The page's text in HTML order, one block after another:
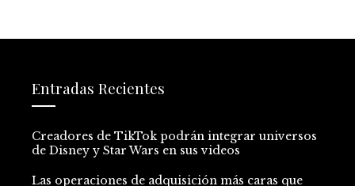
Entradas Recientes
Creadores de TikTok podrán integrar universos
de Disney y Star Wars en sus videos
Las operaciones de adquisición más caras que